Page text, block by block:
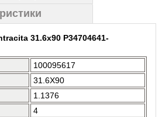
31.6x90 P34704641-
100095617
31.6X90
1.1376
4